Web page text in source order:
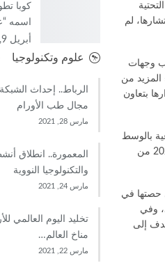
التحتية
لم
وجهات
المزيد من
بتعاون
بالوسط
القروي (2016-2022)، وتتبع إنجازات برامج التأهيل الحضري، ورصد ما يفوق 92 مليون درهم إلى غاية متم شهر شتنبر 2020 من
حصتها في
وفي
الوزارة اطلقت أيضا منذ سنة 2018 برنامجا يهدف إلى
اسمه
أبريل 9, 2021
علوم وتكنولوجيا
الرباط.. إحداث
مجال طب الأورام
مارس 28, 2021
المعمورة.. انطلاق
والتكنولوجيا النووية
مارس 24, 2021
تخليد اليوم العالمي
مناخ العالم…
مارس 22, 2021